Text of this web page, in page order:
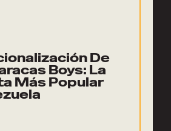
De
Boys: La
Más Popular